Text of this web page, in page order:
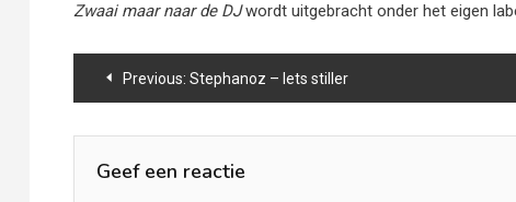
Zwaai maar naar de DJwordt uitgebracht onder het eigen
Bericht
navigatie
Previous: Stephanoz – Iets stiller
Geef een reactie